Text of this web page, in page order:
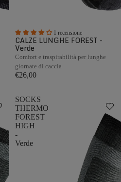
1 recensione
CALZE LUNGHE FOREST -
Verde
Comfort e traspirabilità per lunghe
giornate di caccia
€26,00
SOCKS
THERMO
FOREST
HIGH
-
Verde